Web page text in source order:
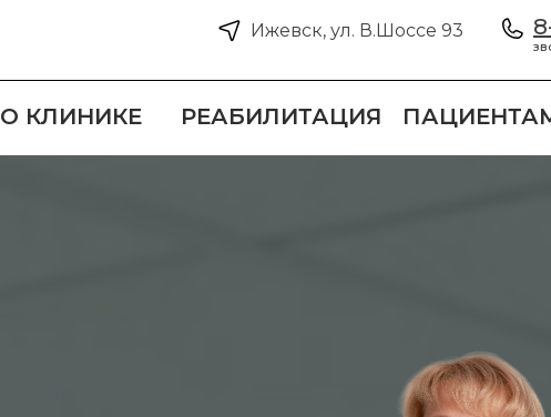
Ижевск, ул. В.Шоссе 93
РЕАБИЛИТАЦИЯ
О КЛИНИКЕ